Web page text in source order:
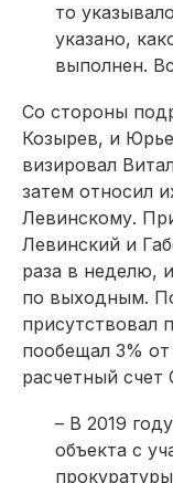
то
указано,
выполнен.
Со стороны
Козырев, и
визировал
затем относил
Левинскому.
Левинский и
раза в неделю,
по выходным.
присутствовал
пообещал 3%
расчетный
– В 2019
объекта с